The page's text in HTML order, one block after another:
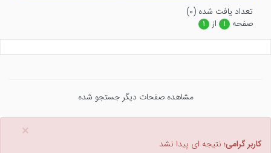
تعداد يافت شده (۰)
صفحه
۱ از ۱
مشاهده صفحات دیگر جستجو شده
×
کاربر گرامی؛ نتیجه ای پیدا نشد